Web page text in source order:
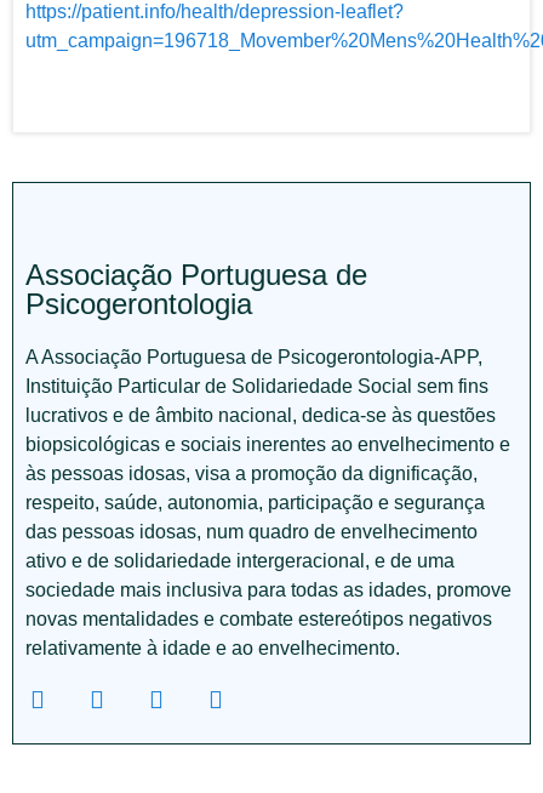
https://patient.info/health/depression-leaflet?
Associação Portuguesa de
Psicogerontologia
A Associação Portuguesa de Psicogerontologia-APP,
Instituição Particular de Solidariedade Social sem fins
lucrativos e de âmbito nacional, dedica-se às questões
biopsicológicas e sociais inerentes ao envelhecimento e
às pessoas idosas, visa a promoção da dignificação,
respeito, saúde, autonomia, participação e segurança
das pessoas idosas, num quadro de envelhecimento
ativo e de solidariedade intergeracional, e de uma
sociedade mais inclusiva para todas as idades, promove
novas mentalidades e combate estereótipos negativos
relativamente à idade e ao envelhecimento.